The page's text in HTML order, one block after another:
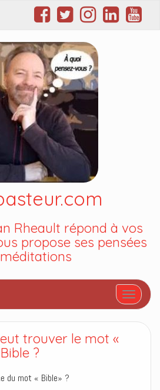
Rheault répond à vos
propose ses pensées
Afficher/
trouver le mot «
?
du mot « Bible» ?